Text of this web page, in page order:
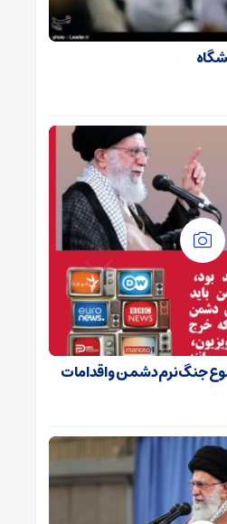
جنگ نرم دشمن و اقدامات